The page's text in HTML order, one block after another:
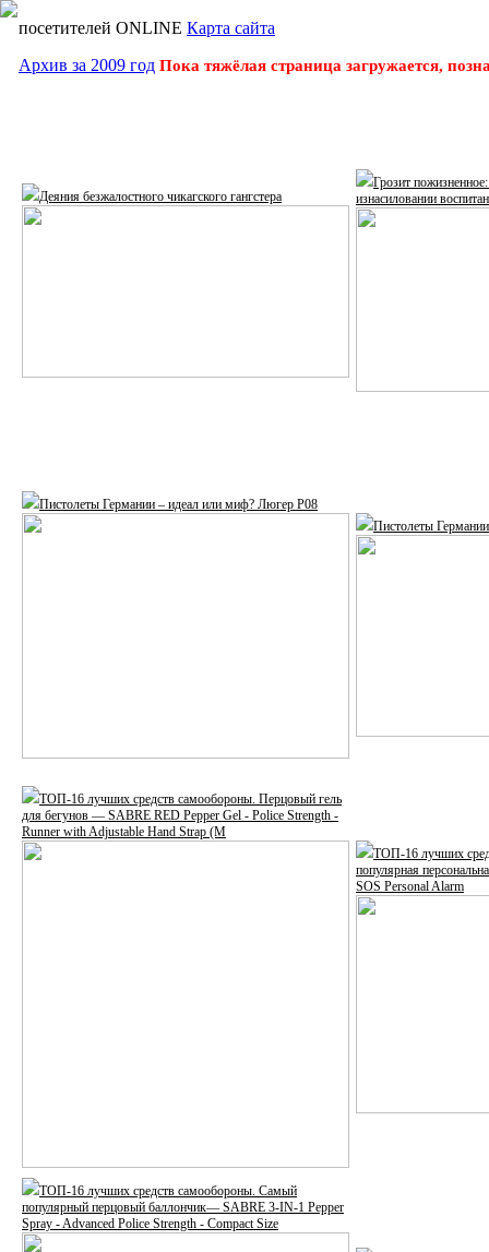
посетителей ONLINE Карта сайта
Архив за 2009 год Пока тяжёлая страница загружается,
Деяния безжалостного чикагского гангстера
Грозит
изнасиловании
Пистолеты Германии – идеал или миф? Люгер Р08
Пистолеты
ТОП-16 лучших средств самообороны. Перцовый гель
для бегунов — SABRE RED Pepper Gel - Police Strength -
Runner with Adjustable Hand Strap (M
ТОП-16 лучших
популярная
SOS Personal Alarm
ТОП-16 лучших средств самообороны. Самый
популярный перцовый баллончик— SABRE 3-IN-1 Pepper
Spray - Advanced Police Strength - Compact Size